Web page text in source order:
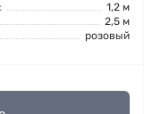
1,2 м
2,5 м
розовый